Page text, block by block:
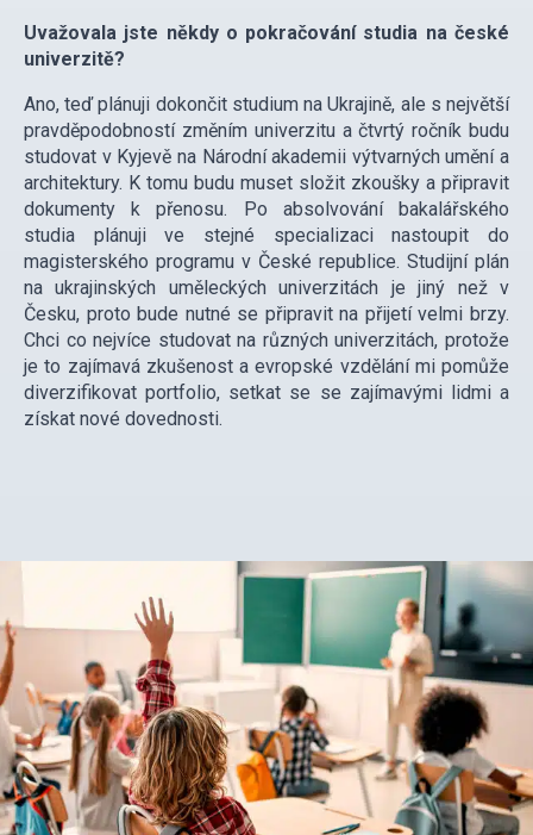
Uvažovala jste někdy o pokračování studia na české
univerzitě?
Ano, teď plánuji dokončit studium na Ukrajině, ale s největší
pravděpodobností změním univerzitu a čtvrtý ročník budu
studovat v Kyjevě na Národní akademii výtvarných umění a
architektury. K tomu budu muset složit zkoušky a připravit
dokumenty k přenosu. Po absolvování bakalářského
studia plánuji ve stejné specializaci nastoupit do
magisterského programu v České republice. Studijní plán
na ukrajinských uměleckých univerzitách je jiný než v
Česku, proto bude nutné se připravit na přijetí velmi brzy.
Chci co nejvíce studovat na různých univerzitách, protože
je to zajímavá zkušenost a evropské vzdělání mi pomůže
diverzifikovat portfolio, setkat se se zajímavými lidmi a
získat nové dovednosti.